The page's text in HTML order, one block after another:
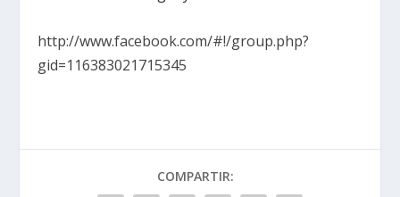
http://www.facebook.com/#!/group.php?
gid=116383021715345
COMPARTIR: